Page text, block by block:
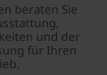
beraten Sie
und der
für Ihren